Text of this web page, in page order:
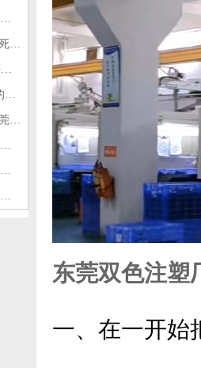
东莞喷油加工厂利润薄如纸？这四项基本
80%的东莞注塑喷油厂长累死累活，利
定量考核盯紧QCD，定性评价看好配合
东莞UV喷油工厂品质经理的四项核心管
“钱没少发，人却跑了”？东莞注塑喷油
稳良率、降损耗、保交付——东莞这家U
零库存在东莞全自动喷油加工厂不可行的
交付是硬实力：东莞注塑喷油厂如何用齐
东莞双色注塑
一、在一开始